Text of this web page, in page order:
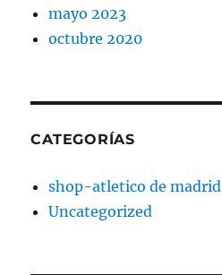
mayo 2023
octubre 2020
CATEGORÍAS
shop-atletico de madrid
Uncategorized